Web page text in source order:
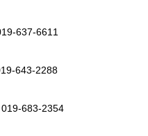
637-6611
643-2288
683-2354